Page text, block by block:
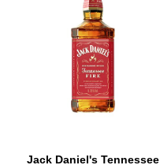
Jack Daniel's Tennessee